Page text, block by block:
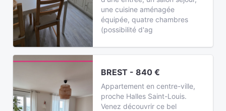
une cuisine aménagée
équipée, quatre chambres
(possibilité d'ag
BREST - 840 €
Appartement en centre-ville,
proche Halles Saint-Louis.
Venez découvrir ce bel